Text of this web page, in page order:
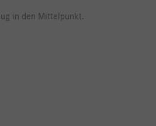
in den Mittelpunkt.